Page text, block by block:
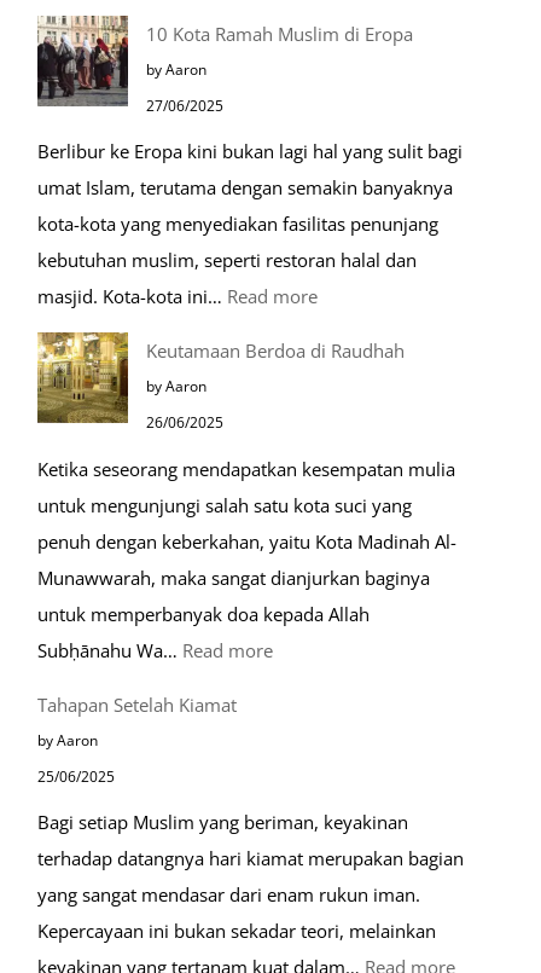
Tiga
Makam
Mulia
Masjid
Nabawi
10 Kota Ramah Muslim di Eropa
by Aaron
27/06/2025
Berlibur ke Eropa kini bukan lagi hal yang sulit bagi
umat Islam, terutama dengan semakin banyaknya
kota-kota yang menyediakan fasilitas penunjang
kebutuhan muslim, seperti restoran halal dan
masjid. Kota-kota ini… Read more:
di
Eropa
Keutamaan Berdoa di Raudhah
by Aaron
26/06/2025
Ketika seseorang mendapatkan kesempatan mulia
untuk mengunjungi salah satu kota suci yang
penuh dengan keberkahan, yaitu Kota Madinah Al-
Munawwarah, maka sangat dianjurkan baginya
untuk memperbanyak doa kepada Allah
Subḥānahu Wa… Read more:
Tahapan Setelah Kiamat
by Aaron
25/06/2025
Bagi setiap Muslim yang beriman, keyakinan
terhadap datangnya hari kiamat merupakan bagian
yang sangat mendasar dari enam rukun iman.
Kepercayaan ini bukan sekadar teori, melainkan
keyakinan yang tertanam kuat dalam… Read more: